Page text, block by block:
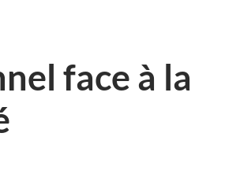
face à la